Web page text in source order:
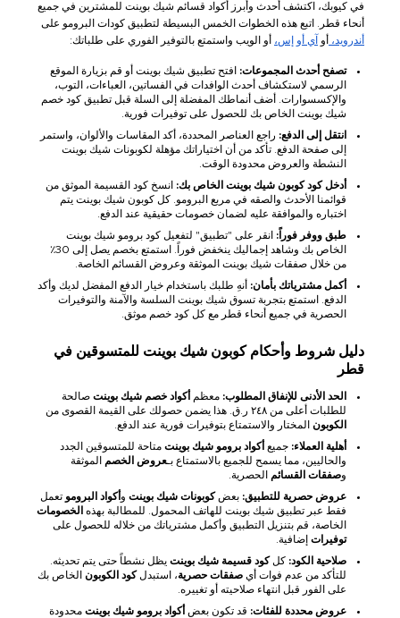
في كيوبك، اكتشف أحدث وأبرز أكواد قسائم شيك بوينت للمشترين في جميع
أنحاء قطر. اتبع هذه الخطوات الخمس البسيطة لتطبيق كودات البرومو على
أندرويد،
أو آي أو إس، أو الويب واستمتع بالتوفير الفوري على طلباتك:
تصفح أحدث المجموعات: افتح تطبيق شيك بوينت أو قم بزيارة الموقع
الرسمي لاستكشاف أحدث الوافدات في الفساتين، العباءات، التوب،
والإكسسوارات. أضف أنماطك المفضلة إلى السلة قبل تطبيق كود خصم
شيك بوينت الخاص بك للحصول على توفيرات فورية.
انتقل إلى الدفع: راجع العناصر المحددة، أكد المقاسات والألوان، واستمر
إلى صفحة الدفع. تأكد من أن اختياراتك مؤهلة لكوبونات شيك بوينت
النشطة والعروض محدودة الوقت.
أدخل كود كوبون شيك بوينت الخاص بك: انسخ كود القسيمة الموثق من
قوائمنا الأحدث والصقه في مربع البرومو. كل كوبون شيك بوينت يتم
اختباره والموافقة عليه لضمان خصومات حقيقية عند الدفع.
طبق ووفر فوراً: انقر على "تطبيق" لتفعيل كود برومو شيك بوينت
الخاص بك وشاهد إجماليك ينخفض فوراً. استمتع بخصم يصل إلى 30٪
من خلال صفقات شيك بوينت الموثقة وعروض القسائم الخاصة.
أكمل مشترياتك بأمان: أنهِ طلبك باستخدام خيار الدفع المفضل لديك وأكد
الدفع. استمتع بتجربة تسوق شيك بوينت السلسة والآمنة والتوفيرات
الحصرية في جميع أنحاء قطر مع كل كود خصم موثق.
دليل شروط وأحكام كوبون شيك بوينت للمتسوقين في
قطر
الحد الأدنى للإنفاق المطلوب: معظم أكواد خصم شيك بوينت صالحة
للطلبات أعلى من ٢٤٨ ر.ق. هذا يضمن حصولك على القيمة القصوى من
الكوبون المختار والاستمتاع بتوفيرات فورية عند الدفع.
أهلية العملاء: جميع أكواد برومو شيك بوينت متاحة للمتسوقين الجدد
والحاليين، مما يسمح للجميع بالاستمتاع بـعروض الخصم الموثقة
وصفقات القسائم الحصرية.
عروض حصرية للتطبيق: بعضكوبونات شيك بوينت و أكواد البرومو تعمل
فقط عبر تطبيق شيك بوينت للهاتف المحمول. للمطالبة بهذه الخصومات
الخاصة، قم بتنزيل التطبيق وأكمل مشترياتك من خلاله للحصول على
توفيرات إضافية.
صلاحية الكود: كلكود قسيمة شيك بوينت يظل نشطاً حتى يتم تحديثه.
للتأكد من عدم فوات أي صفقات حصرية، استبدلكود الكوبون الخاص بك
على الفور قبل انتهاء صلاحيته أو تغييره.
عروض محددة للفئات: قد تكون بعض أكواد برومو شيك بوينت محدودة